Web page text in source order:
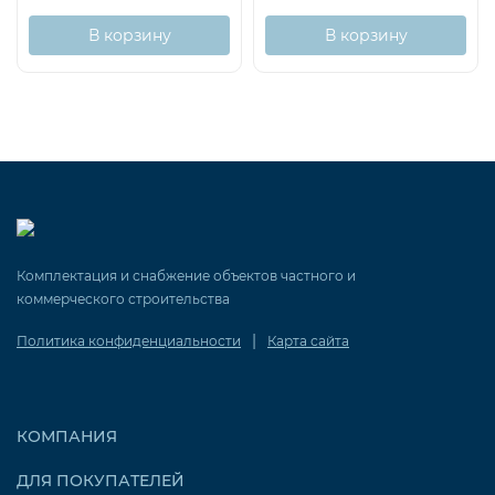
В корзину В корзину
Комплектация и снабжение объектов частного и
коммерческого строительства
Политика конфиденциальности | Карта сайта
КОМПАНИЯ
ДЛЯ ПОКУПАТЕЛЕЙ